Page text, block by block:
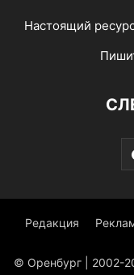
Настоящий
Редакция
© Оренбург | 2002-